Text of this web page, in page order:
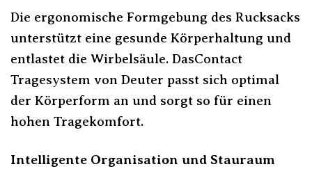
Die ergonomische Formgebung des Rucksacks
unterstützt eine gesunde Körperhaltung und
entlastet die Wirbelsäule. DasContact
Tragesystem von Deuter passt sich optimal
der Körperform an und sorgt so für einen
hohen Tragekomfort.
Intelligente Organisation und Stauraum